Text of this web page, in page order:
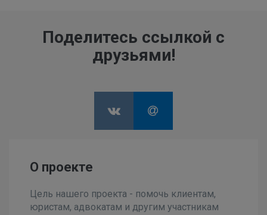
Поделитесь ссылкой с
друзьями!
О проекте
Цель нашего проекта - помочь клиентам,
юристам, адвокатам и другим участникам